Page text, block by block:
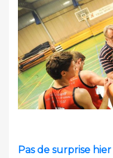
Pas de surprise hier